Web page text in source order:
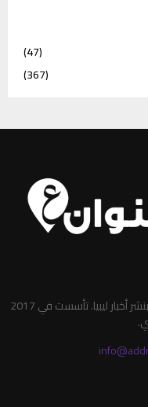
(47)
(367)
صحيفة العنوان الليبية صحيفة إلكترونية تعني بنشر أخبار ليبيا. تأسست في 2017